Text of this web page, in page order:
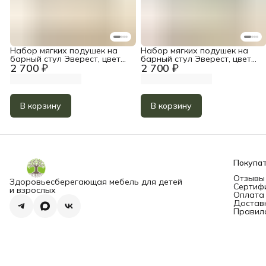
2 700 ₽
Набор мягких подушек на
барный стул Эверест, цвет
Серо-Бежевый
В корзину
2 700 ₽
Набор мягких подушек на
барный стул Эверест, цвет
Хаки
В корзину
Здоровьесберегающая мебель для детей
и взрослых
Отзывы
Оплата